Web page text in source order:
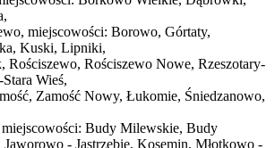
miejscowości: Borowo, Górtaty,
Kuski, Lipniki,
Rościszewo, Rościszewo Nowe, Rzeszotary-
Wieś,
Zamość Nowy, Łukomie, Śniedzanowo,
Budy Milewskie, Budy
Jaworowo - Jastrzębie, Kosemin, Młotkowo -